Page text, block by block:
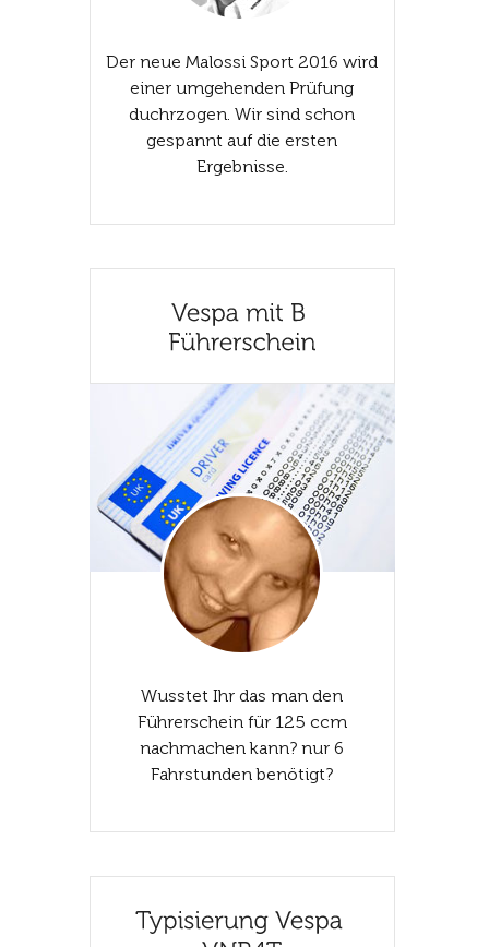
Der neue Malossi Sport 2016 wird
einer umgehenden Prüfung
duchrzogen. Wir sind schon
gespannt auf die ersten
Ergebnisse.
Wusstet Ihr das man den
Führerschein für 125 ccm
nachmachen kann? nur 6
Fahrstunden benötigt?